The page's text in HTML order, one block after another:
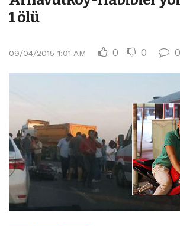
1 ölü
09/04/2015 1:01 AM 0 0 0